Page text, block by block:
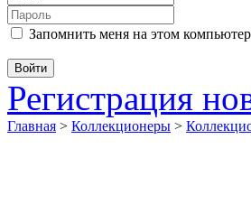
Запомнить меня на этом
Регистрация
Главная > Коллекционеры >